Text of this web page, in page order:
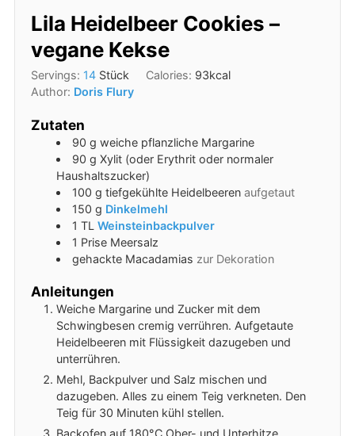
Lila Heidelbeer Cookies –
vegane Kekse
Servings: 14 Stück Calories: 93kcal
Author: Doris Flury
Zutaten
90 g weiche pflanzliche Margarine
90 g Xylit (oder Erythrit oder normaler
Haushaltszucker)
100 g tiefgekühlte Heidelbeeren aufgetaut
150 g Dinkelmehl
1 TL Weinsteinbackpulver
1 Prise Meersalz
gehackte Macadamias zur Dekoration
Anleitungen
Weiche Margarine und Zucker mit dem
Schwingbesen cremig verrühren. Aufgetaute
Heidelbeeren mit Flüssigkeit dazugeben und
unterrühren.
Mehl, Backpulver und Salz mischen und
dazugeben. Alles zu einem Teig verkneten. Den
Teig für 30 Minuten kühl stellen.